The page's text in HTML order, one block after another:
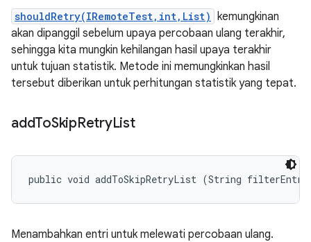
shouldRetry(IRemoteTest,int,List) kemungkinan
akan dipanggil sebelum upaya percobaan ulang terakhir,
sehingga kita mungkin kehilangan hasil upaya terakhir
untuk tujuan statistik. Metode ini memungkinkan hasil
tersebut diberikan untuk perhitungan statistik yang tepat.
addToSkipRetryList
public void addToSkipRetryList (String
Menambahkan entri untuk melewati percobaan ulang.